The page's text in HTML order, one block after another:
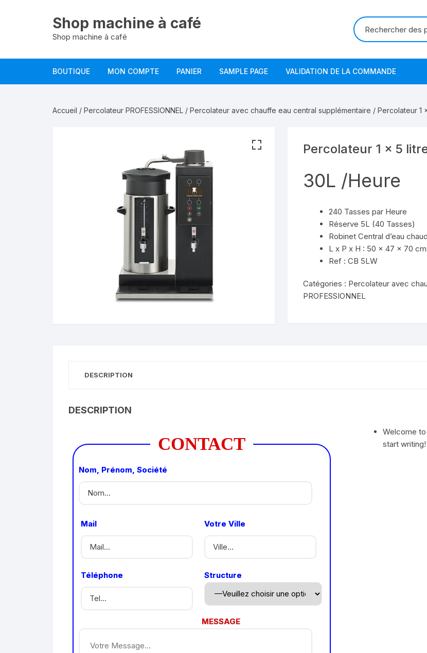
Shop machine à café
Shop machine à café
BOUTIQUE MON COMPTE PANIER SAMPLE PAGE VALIDATION DE LA COMMANDE
Accueil / Percolateur PROFESSIONNEL / Percolateur avec chauffe eau central supplémentaire / Percolateur 1
Percolateur 1 x 5
30L /Heure
240 Tasses par Heure
Réserve 5L (40 Tasses)
Robinet Central d’eau
L x P x H : 50 x 47 x 70 cm
Ref : CB 5LW
Catégories : Percolateur avec
PROFESSIONNEL
DESCRIPTION
DESCRIPTION
CONTACT
Nom, Prénom, Société
Mail
Téléphone
Votre Ville
Structure
MESSAGE
Welcome
start writing!